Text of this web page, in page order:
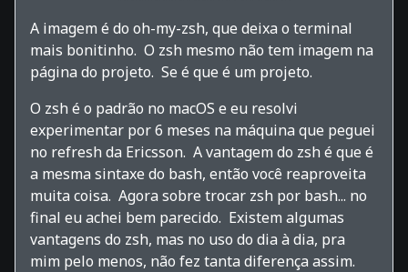
A imagem é do oh-my-zsh, que deixa o terminal
mais bonitinho. O zsh mesmo não tem imagem na
página do projeto. Se é que é um projeto.
O zsh é o padrão no macOS e eu resolvi
experimentar por 6 meses na máquina que peguei
no refresh da Ericsson. A vantagem do zsh é que é
a mesma sintaxe do bash, então você reaproveita
muita coisa. Agora sobre trocar zsh por bash... no
final eu achei bem parecido. Existem algumas
vantagens do zsh, mas no uso do dia à dia, pra
mim pelo menos, não fez tanta diferença assim.